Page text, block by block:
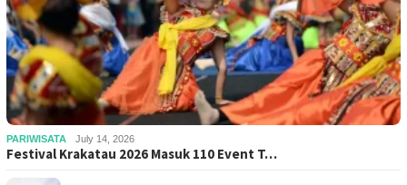
PARIWISATA July 14, 2026
Festival Krakatau 2026 Masuk 110 Event T…